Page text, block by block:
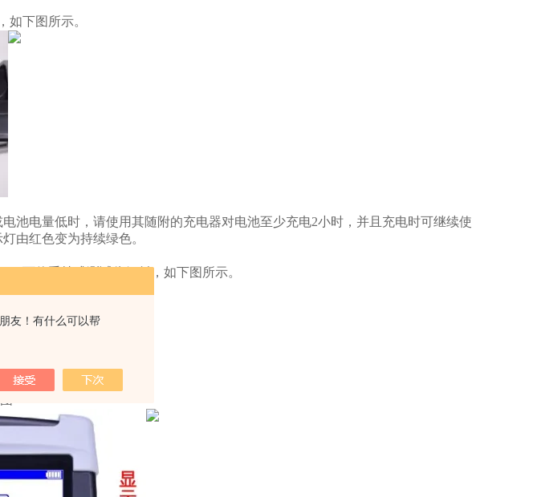
友！有什么可以帮
如下图所示。
池电量低时，请使用其随附的充电器对电池至少充电2小时，并且充电时可继续使
由红色变为持续绿色。
可使手持式测试仪倾斜，如下图所示。